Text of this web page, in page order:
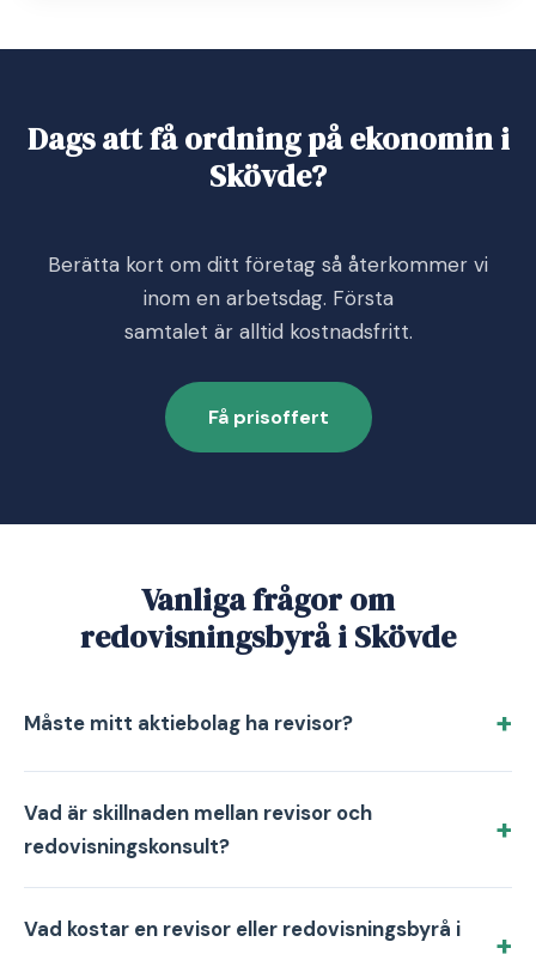
Dags att få ordning på ekonomin i
Skövde?
Berätta kort om ditt företag så återkommer vi
inom en arbetsdag. Första
samtalet är alltid kostnadsfritt.
Få prisoffert
Vanliga frågor om
redovisningsbyrå i Skövde
Måste mitt aktiebolag ha revisor?
Vad är skillnaden mellan revisor och
redovisningskonsult?
Vad kostar en revisor eller redovisningsbyrå i